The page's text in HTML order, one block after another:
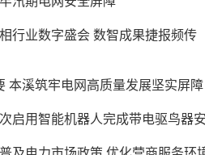
行业数字盛会 数智成果捷报频传
本溪筑牢电网高质量发展坚实屏障
启用智能机器人完成带电驱鸟器